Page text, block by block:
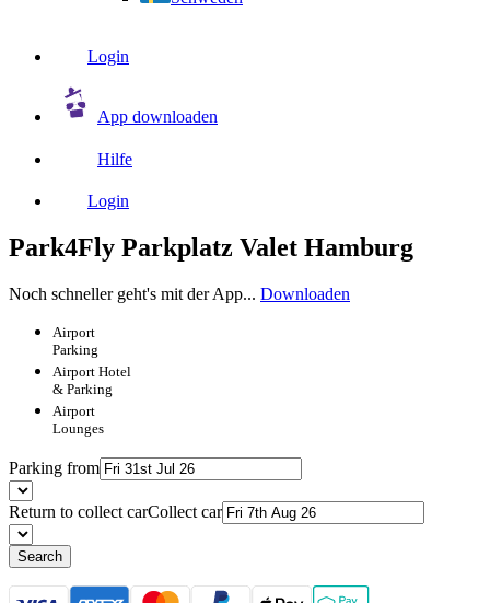
Login
App downloaden
Hilfe
Login
Park4Fly Parkplatz Valet Hamburg
Noch schneller geht's mit der App... Downloaden
Airport
Parking
Airport Hotel
& Parking
Airport
Lounges
Parking from
Return to collect carCollect car
Search